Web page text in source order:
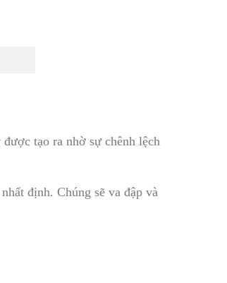
tạo ra nhờ sự chênh lệch
định. Chúng sẽ va đập và